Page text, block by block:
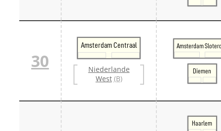
30
Amsterdam Centraal
Niederlande
West (B)
Amsterdam
Diemen
Haarlem